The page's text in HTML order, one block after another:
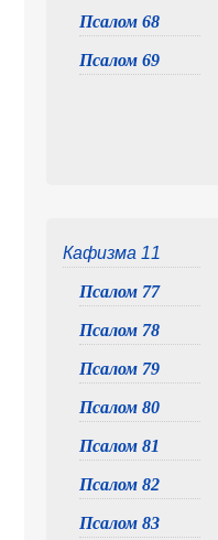
Псалом 68
Псалом 69
Кафизма 11
Псалом 77
Псалом 78
Псалом 79
Псалом 80
Псалом 81
Псалом 82
Псалом 83